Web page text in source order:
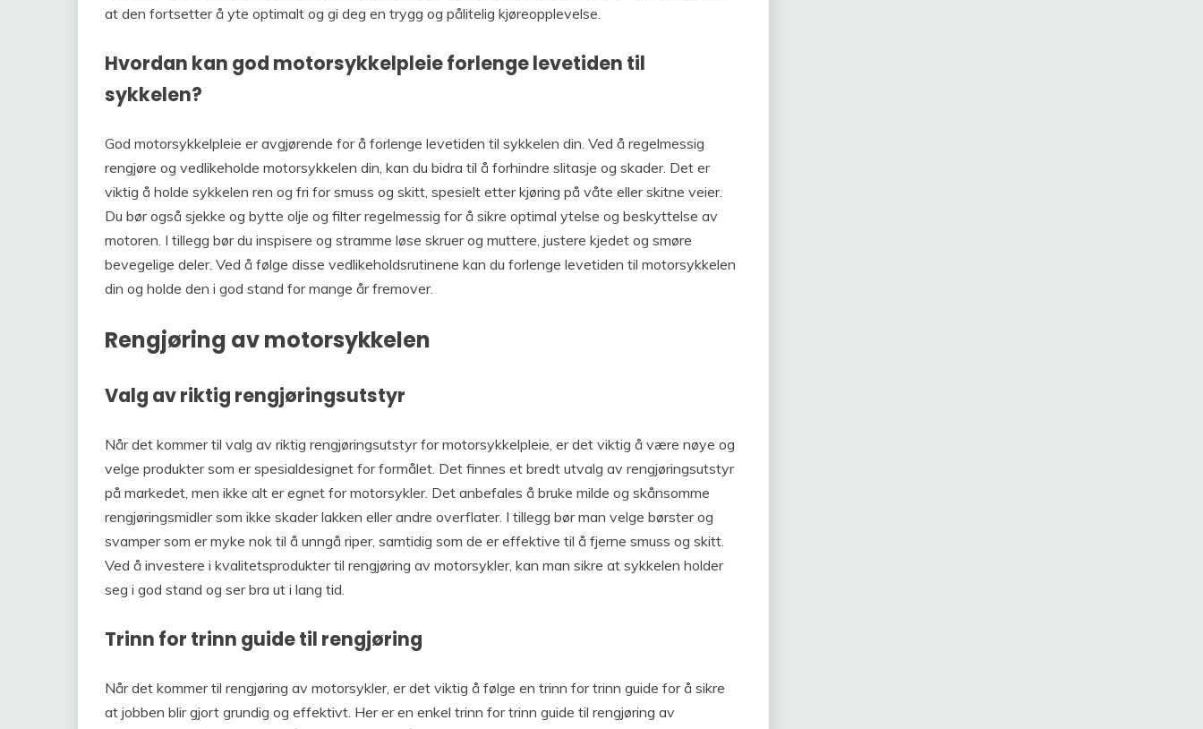
at den fortsetter å yte optimalt og gi deg en trygg og pålitelig kjøreopplevelse.
Hvordan kan god motorsykkelpleie forlenge levetiden til
sykkelen?
God motorsykkelpleie er avgjørende for å forlenge levetiden til sykkelen din. Ved å regelmessig
rengjøre og vedlikeholde motorsykkelen din, kan du bidra til å forhindre slitasje og skader. Det er
viktig å holde sykkelen ren og fri for smuss og skitt, spesielt etter kjøring på våte eller skitne veier.
Du bør også sjekke og bytte olje og filter regelmessig for å sikre optimal ytelse og beskyttelse av
motoren. I tillegg bør du inspisere og stramme løse skruer og muttere, justere kjedet og smøre
bevegelige deler. Ved å følge disse vedlikeholdsrutinene kan du forlenge levetiden til motorsykkelen
din og holde den i god stand for mange år fremover.
Rengjøring av motorsykkelen
Valg av riktig rengjøringsutstyr
Når det kommer til valg av riktig rengjøringsutstyr for motorsykkelpleie, er det viktig å være nøye og
velge produkter som er spesialdesignet for formålet. Det finnes et bredt utvalg av rengjøringsutstyr
på markedet, men ikke alt er egnet for motorsykler. Det anbefales å bruke milde og skånsomme
rengjøringsmidler som ikke skader lakken eller andre overflater. I tillegg bør man velge børster og
svamper som er myke nok til å unngå riper, samtidig som de er effektive til å fjerne smuss og skitt.
Ved å investere i kvalitetsprodukter til rengjøring av motorsykler, kan man sikre at sykkelen holder
seg i god stand og ser bra ut i lang tid.
Trinn for trinn guide til rengjøring
Når det kommer til rengjøring av motorsykler, er det viktig å følge en trinn for trinn guide for å sikre
at jobben blir gjort grundig og effektivt. Her er en enkel trinn for trinn guide til rengjøring av